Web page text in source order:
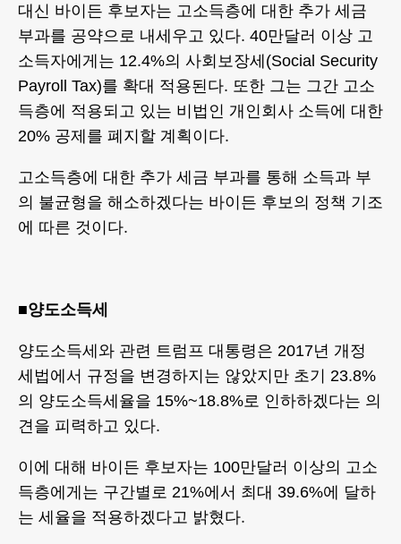
대신 바이든 후보자는 고소득층에 대한 추가 세금
부과를 공약으로 내세우고 있다. 40만달러 이상 고
소득자에게는 12.4%의 사회보장세(Social Security
Payroll Tax)를 확대 적용된다. 또한 그는 그간 고소
득층에 적용되고 있는 비법인 개인회사 소득에 대한
20% 공제를 폐지할 계획이다.
고소득층에 대한 추가 세금 부과를 통해 소득과 부
의 불균형을 해소하겠다는 바이든 후보의 정책 기조
에 따른 것이다.
■양도소득세
양도소득세와 관련 트럼프 대통령은 2017년 개정
세법에서 규정을 변경하지는 않았지만 초기 23.8%
의 양도소득세율을 15%~18.8%로 인하하겠다는 의
견을 피력하고 있다.
이에 대해 바이든 후보자는 100만달러 이상의 고소
득층에게는 구간별로 21%에서 최대 39.6%에 달하
는 세율을 적용하겠다고 밝혔다.